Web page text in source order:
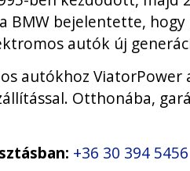
BMW bejelentette,
autók új
autókhoz
Otthonába,
+36 30 394 5456